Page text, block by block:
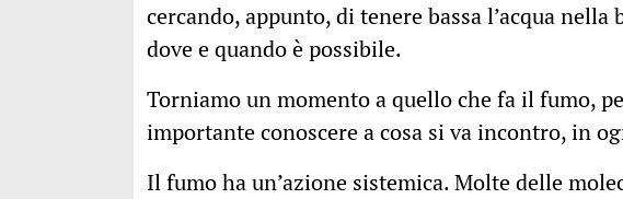
cercando, appunto, di tenere bassa l’acqua
dove e quando è possibile.
Torniamo un momento a quello che fa il fumo,
importante conoscere a cosa si va incontro, in
Il fumo ha un’azione sistemica. Molte delle